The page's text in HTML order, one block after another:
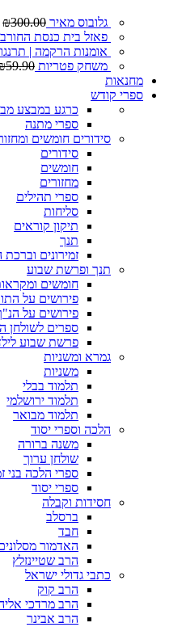
גלובוס מאיר ₪300.00
פאזל בית כנסת החורבה 250
אומנות הרקמה |
משחק פטריות 59.90
מחנאות
ספרי קודש
כרגע במבצע
ספרי מתנה
סידורים חומשים
סידורים
חומשים
מחזורים
ספרי תהילים
סליחות
תיקון קוראים
תנך
זמירונים וברכת
תנך ופרשת שבוע
חומשים
פירושים על
פירושים על
ספרים לשולחן
פרשת שבוע
גמרא ומשניות
משניות
תלמוד בבלי
תלמוד ירושלמי
תלמוד מבואר
הלכה וספרי יסוד
משנה ברורה
שולחן ערוך
ספרי הלכה בני
ספרי יסוד
חסידות וקבלה
ברסלב
חבד
האדמור
הרב שטיינזלץ
כתבי גדולי ישראל
הרב קוק
הרב מרדכי
הרב אבינר